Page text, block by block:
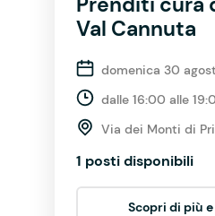
Val Cannuta
domenica 30
dalle 16:00 alle
Via dei Monti di
1 posti disponibili
Scopri di più